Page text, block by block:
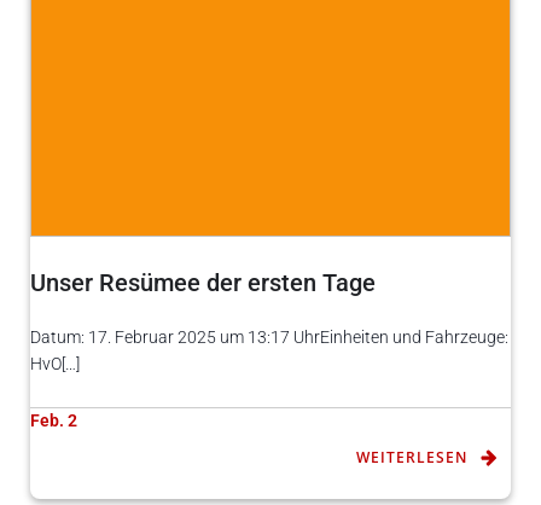
Unser Resümee der ersten Tage
Datum: 17. Februar 2025 um 13:17 UhrEinheiten und Fahrzeuge:
HvO[…]
Feb. 2
WEITERLESEN